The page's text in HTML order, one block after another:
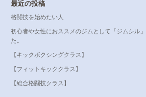
最近の投稿
格闘技を始めたい人
初心者や女性におススメのジムとして「ジムシル
た。
【キックボクシングクラス】
【フィットキッククラス】
【総合格闘技クラス】